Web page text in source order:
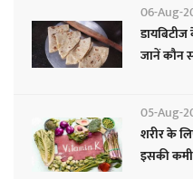
06-Aug-
डायबिटीज
जानें कौन
05-Aug-
शरीर के
इसकी